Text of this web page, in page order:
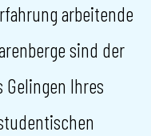
arbeitende
sind der
Ihres